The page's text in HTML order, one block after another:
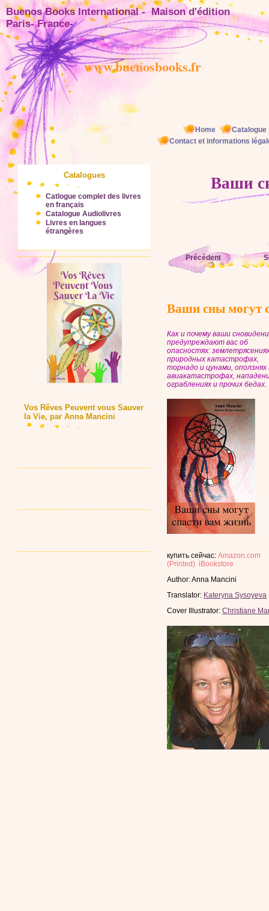
www.buenosbooks.fr
Buenos Books International - Maison
Paris- France-
Home
Catalogue
Contact et informations
Catalogues
Catlogue complet des livres
en français
Catalogue Audiolivres
Livres en langues
étrangères
Vos Rêves Peuvent vous Sauver
la Vie, par Anna Mancini
Ваши
Précédent
Ваши сны могут
Как и почему ваши
предупреждают вас об
опасностях:
природных катастрофах,
торнадо и цунами, оползнях
авиакатастрофах,
ограблениях и прочих бедах.
купить сейчас: Amazon.com
(Printed) iBookstore
Author: Anna Mancini
Translator: Kateryna Sysoyeva
Cover Illustrator: Christiane